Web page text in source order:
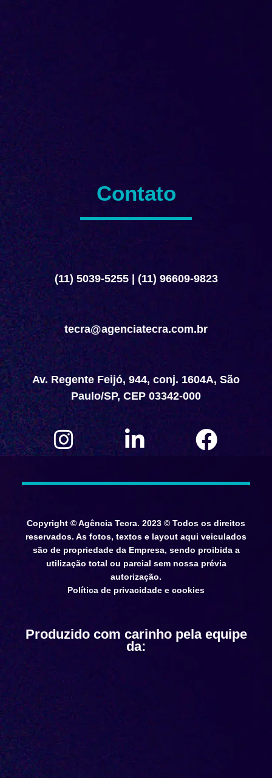
Contato
(11) 5039-5255| (11) 96609-9823
tecra@agenciatecra.com.br
Av. Regente Feijó, 944, conj. 1604A, São
Paulo/SP, CEP 03342-000
Copyright © Agência Tecra. 2023 © Todos os direitos
reservados. As fotos, textos e layout aqui veiculados
são de propriedade da Empresa, sendo proibida a
utilização total ou parcial sem nossa prévia
autorização.
Política de privacidade e cookies
Produzido com carinho pela equipe
da: